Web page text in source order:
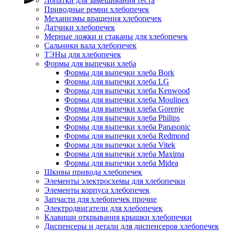
Приводные ремни хлебопечек
Механизмы вращения хлебопечек
Датчики хлебопечек
Мерные ложки и стаканы для хлебопечек
Сальники вала хлебопечек
ТЭНы для хлебопечек
Формы для выпечки хлеба
Формы для выпечки хлеба Bork
Формы для выпечки хлеба LG
Формы для выпечки хлеба Kenwood
Формы для выпечки хлеба Moulinex
Формы для выпечки хлеба Gorenje
Формы для выпечки хлеба Philips
Формы для выпечки хлеба Panasonic
Формы для выпечки хлеба Redmond
Формы для выпечки хлеба Vitek
Формы для выпечки хлеба Maxima
Формы для выпечки хлеба Midea
Шкивы привода хлебопечек
Элементы электросхемы для хлебопечки
Элементы корпуса хлебопечек
Запчасти для хлебопечек прочие
Электродвигатели для хлебопечек
Клавиши открывания крышки хлебопечки
Диспенсеры и детали для диспенсеров хлебопечек